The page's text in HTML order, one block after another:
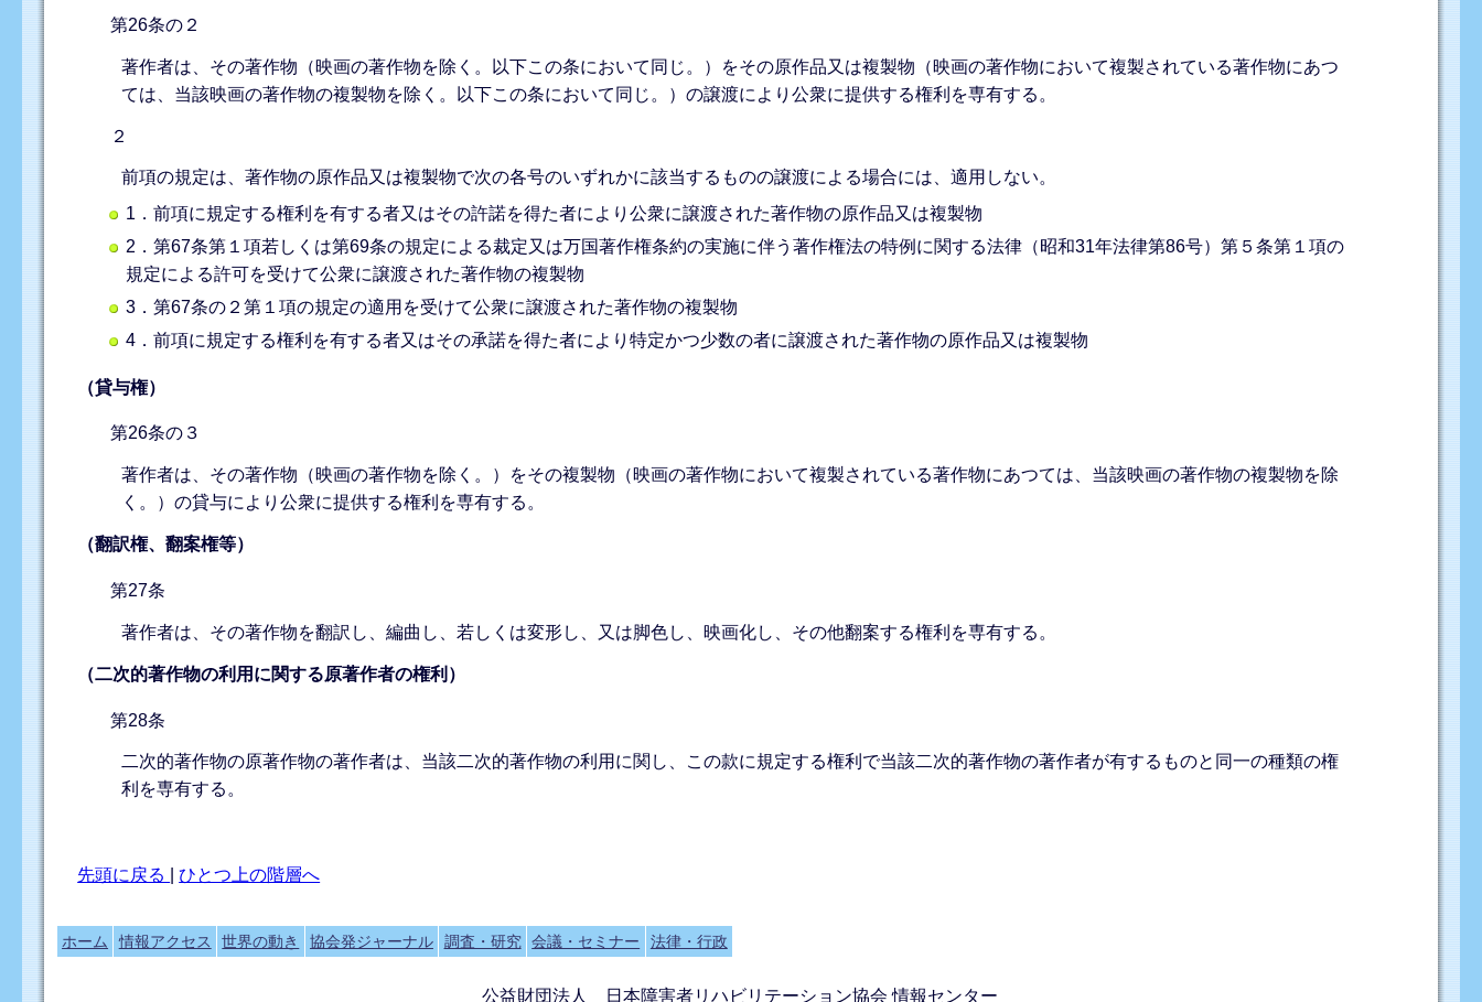
第26条の２
著作者は、その著作物（映画の著作物を除く。以下この条において同じ。）をその原作品又は複製物（映画の著作物において複製されている著作物にあつ
ては、当該映画の著作物の複製物を除く。以下この条において同じ。）の譲渡により公衆に提供する権利を専有する。
２
前項の規定は、著作物の原作品又は複製物で次の各号のいずれかに該当するものの譲渡による場合には、適用しない。
1．前項に規定する権利を有する者又はその許諾を得た者により公衆に譲渡された著作物の原作品又は複製物
2．第67条第１項若しくは第69条の規定による裁定又は万国著作権条約の実施に伴う著作権法の特例に関する法律（昭和31年法律第86号）第５条第１項の
規定による許可を受けて公衆に譲渡された著作物の複製物
3．第67条の２第１項の規定の適用を受けて公衆に譲渡された著作物の複製物
4．前項に規定する権利を有する者又はその承諾を得た者により特定かつ少数の者に譲渡された著作物の原作品又は複製物
（貸与権）
第26条の３
著作者は、その著作物（映画の著作物を除く。）をその複製物（映画の著作物において複製されている著作物にあつては、当該映画の著作物の複製物を除
く。）の貸与により公衆に提供する権利を専有する。
（翻訳権、翻案権等）
第27条
著作者は、その著作物を翻訳し、編曲し、若しくは変形し、又は脚色し、映画化し、その他翻案する権利を専有する。
（二次的著作物の利用に関する原著作者の権利）
第28条
二次的著作物の原著作物の著作者は、当該二次的著作物の利用に関し、この款に規定する権利で当該二次的著作物の著作者が有するものと同一の種類の権
利を専有する。
先頭に戻る |ひとつ上の階層へ
ホーム 情報アクセス 世界の動き 協会発ジャーナル 調査・研究 会議・セミナー 法律・行政
公益財団法人 日本障害者リハビリテーション協会 情報センター